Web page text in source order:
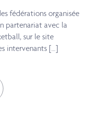
fédérations organisée
partenariat avec la
sur le site
intervenants […]